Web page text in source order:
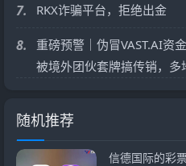
7. RKX诈骗平台，拒绝出金
8.
重磅预警｜伪冒VAST.AI资
被境外团伙套牌搞传销，多
随机推荐
信德国际的彩